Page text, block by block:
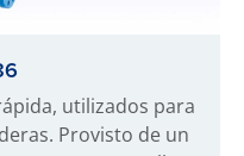
utilizados para
Provisto de un